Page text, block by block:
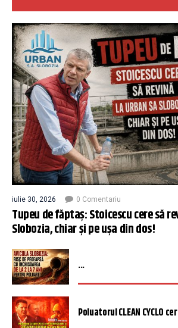
iulie 30, 2026 0 Comentariu
Tupeu de făptaș: Stoicescu cere să
Slobozia, chiar și pe ușa din dos!
...
Poluatorul CLEAN CYCLO